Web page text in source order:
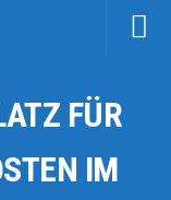
FÜR
IM